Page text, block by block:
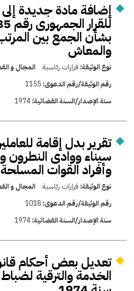
إضافة مادة جديدة إلى
بشأن الجمع بين
والمعاش
نوع الوثيقة: قرارات رئاسية المجال و
رقم الوثيقة/رقم الدعوى:1155
سنة الإصدار/السنة القضائية:1974
تقرير بدل إقامة
سيناء ووادى النطرون
وأفراد القوات المسلحة
نوع الوثيقة: قرارات رئاسية المجال و
رقم الوثيقة/رقم الدعوى:1018
سنة الإصدار/السنة القضائية:1974
تعديل بعض أحكام
الخدمة والترقية